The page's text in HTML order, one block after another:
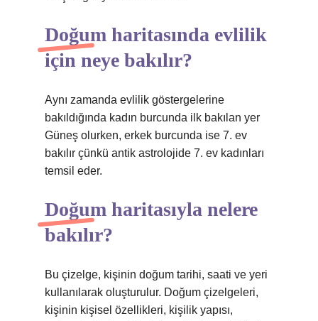
Doğum haritasında evlilik
için neye bakılır?
Aynı zamanda evlilik göstergelerine
bakıldığında kadın burcunda ilk bakılan yer
Güneş olurken, erkek burcunda ise 7. ev
bakılır çünkü antik astrolojide 7. ev kadınları
temsil eder.
Doğum haritasıyla nelere
bakılır?
Bu çizelge, kişinin doğum tarihi, saati ve yeri
kullanılarak oluşturulur. Doğum çizelgeleri,
kişinin kişisel özellikleri, kişilik yapısı,